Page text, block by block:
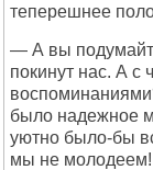
теперешнее
— А вы
покинут нас. А
было надежное
уютно было-бы
мы не молодеем!